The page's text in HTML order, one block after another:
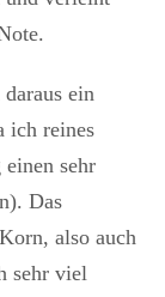
ein
ich reines
sehr
Das
also auch
sehr viel